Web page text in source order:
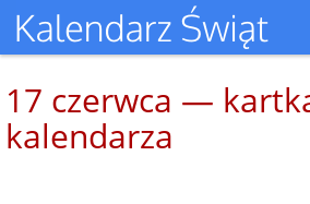
17 czerwca —
kalendarza